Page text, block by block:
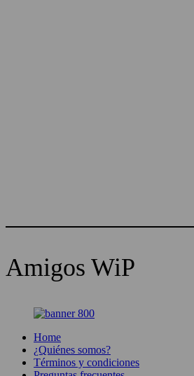
Amigos WiP
Home
¿Quiénes somos?
Términos y condiciones